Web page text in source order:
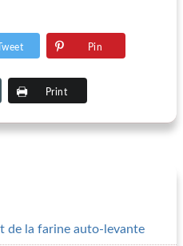
Tweet Pin
Print
de la farine auto-levante